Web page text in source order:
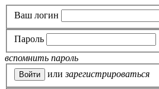
Ваш логин
Пароль
вспомнить пароль
или зарегистрироваться